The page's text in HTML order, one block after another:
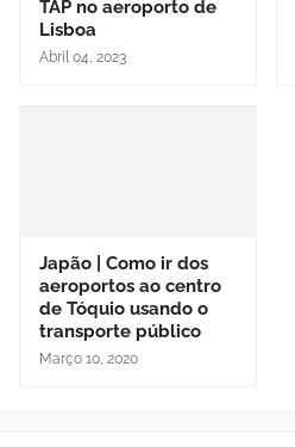
TAP no aeroporto de
Lisboa
Abril 04, 2023
Japão | Como ir dos
aeroportos ao centro
de Tóquio usando o
transporte público
Março 10, 2020